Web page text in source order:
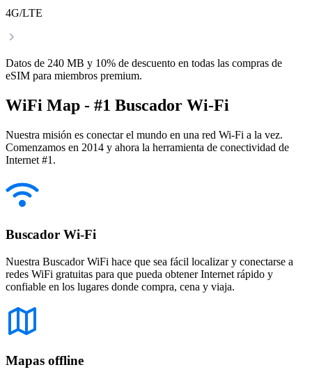
4G/LTE
Datos de 240 MB y 10% de descuento en todas las compras de
eSIM para miembros premium.
WiFi Map - #1 Buscador Wi-Fi
Nuestra misión es conectar el mundo en una red Wi-Fi a la vez.
Comenzamos en 2014 y ahora la herramienta de conectividad de
Internet #1.
Buscador Wi-Fi
Nuestra Buscador WiFi hace que sea fácil localizar y conectarse a
redes WiFi gratuitas para que pueda obtener Internet rápido y
confiable en los lugares donde compra, cena y viaja.
Mapas offline